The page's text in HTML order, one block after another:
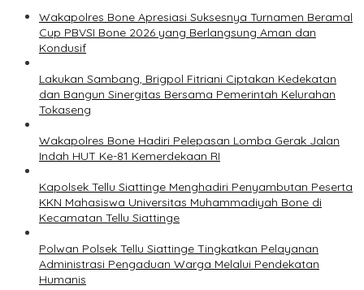
Wakapolres Bone Apresiasi Suksesnya Turnamen Beramal
Cup PBVSI Bone 2026 yang Berlangsung Aman dan
Kondusif
Lakukan Sambang, Brigpol Fitriani Ciptakan Kedekatan
dan Bangun Sinergitas Bersama Pemerintah Kelurahan
Tokaseng
Wakapolres Bone Hadiri Pelepasan Lomba Gerak Jalan
Indah HUT Ke-81 Kemerdekaan RI
Kapolsek Tellu Siattinge Menghadiri Penyambutan Peserta
KKN Mahasiswa Universitas Muhammadiyah Bone di
Kecamatan Tellu Siattinge
Polwan Polsek Tellu Siattinge Tingkatkan Pelayanan
Administrasi Pengaduan Warga Melalui Pendekatan
Humanis